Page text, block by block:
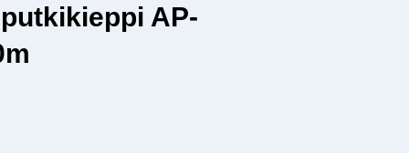
AP-